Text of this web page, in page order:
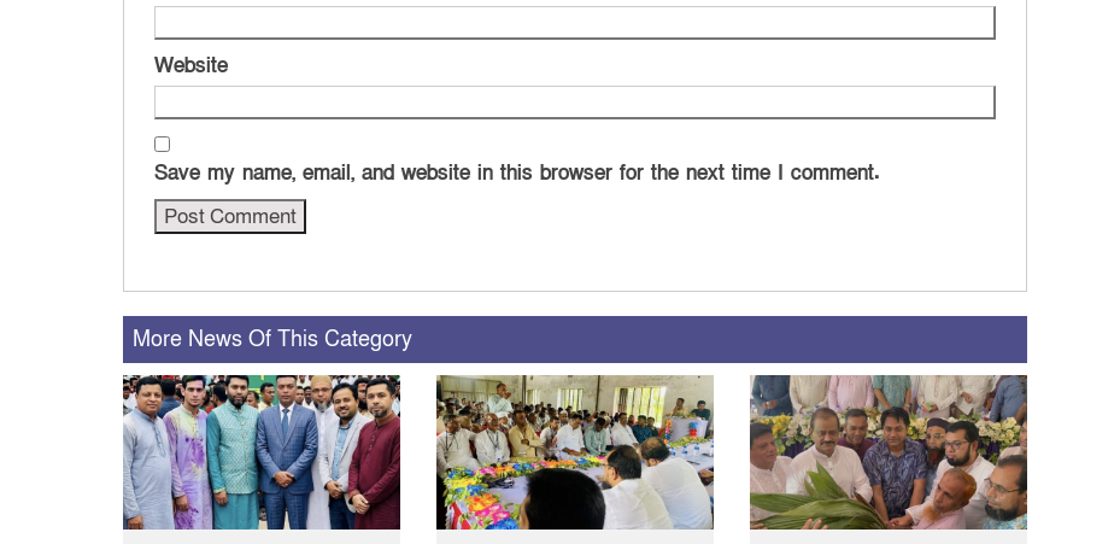
Website
Save my name, email, and website in this browser for the next time I comment.
More News Of This Category